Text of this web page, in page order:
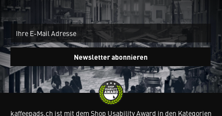
Newsletter abonnieren
kaffeepads.ch ist mit dem Shop Usability Award in den Kategorien